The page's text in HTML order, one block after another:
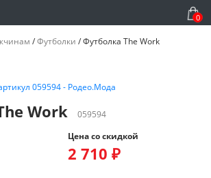
0
/Футболки /Футболка The Work
Work
059594
Цена со скидкой
2 710 ₽